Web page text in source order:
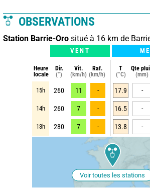
OBSERVATIONS
Station Barrie-Oro situé à 16 km de
VENT
Heure
locale
Dir.
(°)
Vit.
(km/h)
Raf.
(km/h)
T
(°C)
Qte
(mm)
15h 260 11 - 17.9 -
14h 260 7 - 16.5 -
13h 280 7 - 13.8 -
Voir toutes les stations